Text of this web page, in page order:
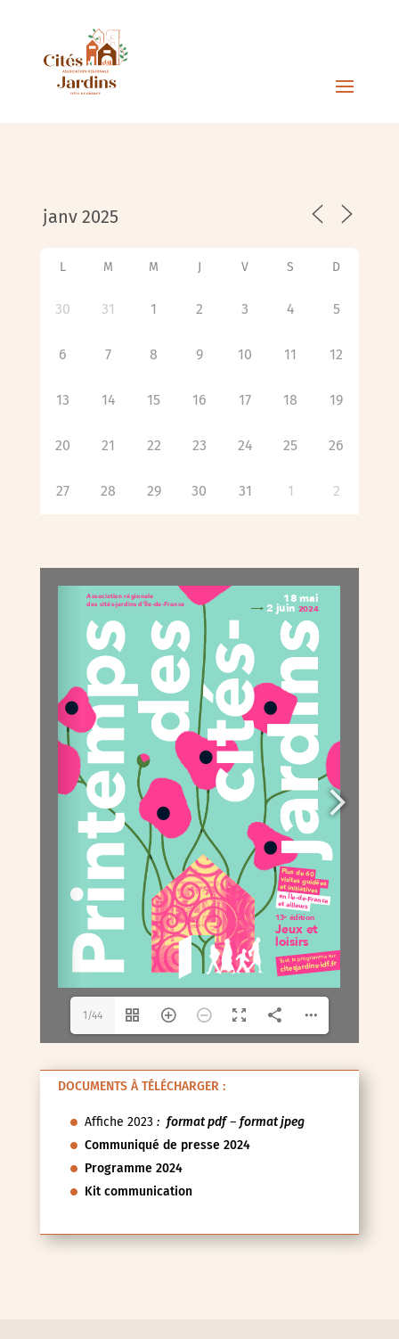
L M M J V S D
30 31 1 2 3 4 5
6 7 8 9 10 11 12
13 14 15 16 17 18 19
20 21 22 23 24 25 26
27 28 29 30 31 1 2
1/44
DOCUMENTS À TÉLÉCHARGER :
Affiche 2023: format pdf– format jpeg
Communiqué de presse 2024
Programme 2024
Kit communication